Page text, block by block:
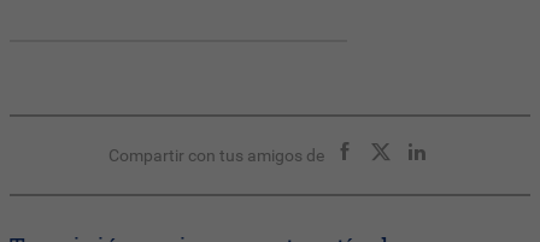
Compartir con tus amigos de